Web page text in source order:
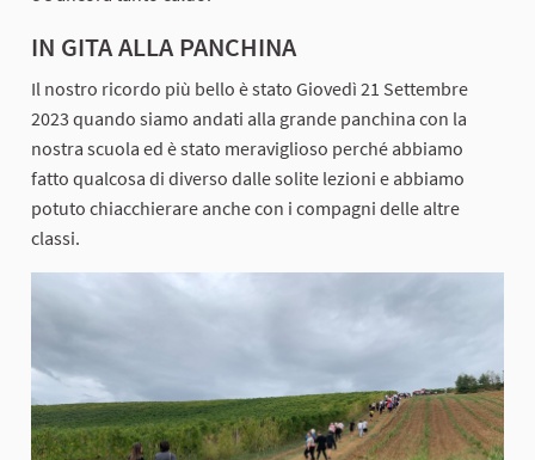
IN GITA ALLA PANCHINA
Il nostro ricordo più bello è stato Giovedì 21 Settembre
2023 quando siamo andati alla grande panchina con la
nostra scuola ed è stato meraviglioso perché abbiamo
fatto qualcosa di diverso dalle solite lezioni e abbiamo
potuto chiacchierare anche con i compagni delle altre
classi.